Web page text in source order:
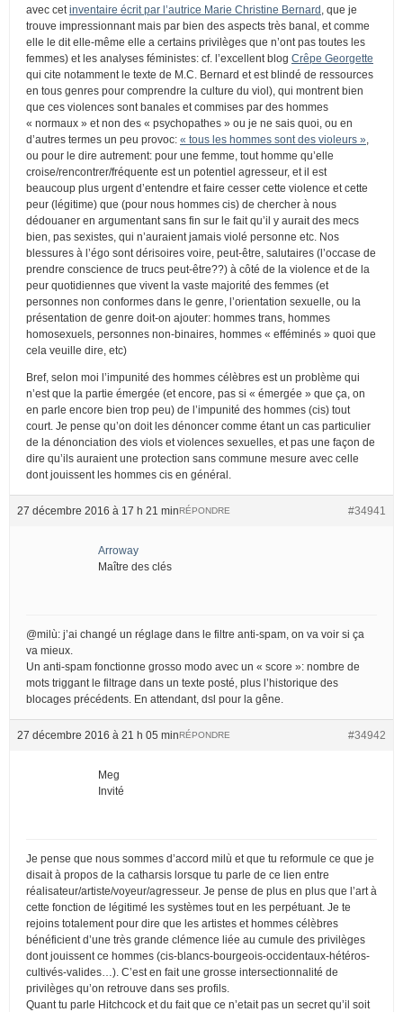
avec cet inventaire écrit par l’autrice Marie Christine Bernard , que je
trouve impressionnant mais par bien des aspects très banal, et comme
elle le dit elle-même elle a certains privilèges que n’ont pas toutes les
femmes) et les analyses féministes: cf. l’excellent blog Crêpe Georgette
qui cite notamment le texte de M.C. Bernard et est blindé de ressources
en tous genres pour comprendre la culture du viol), qui montrent bien
que ces violences sont banales et commises par des hommes
« normaux » et non des « psychopathes » ou je ne sais quoi, ou en
d’autres termes un peu provoc: « tous les hommes sont des violeurs »
ou pour le dire autrement: pour une femme, tout homme qu’elle
croise/rencontrer/fréquente est un potentiel agresseur, et il est
beaucoup plus urgent d’entendre et faire cesser cette violence et cette
peur (légitime) que (pour nous hommes cis) de chercher à nous
dédouaner en argumentant sans fin sur le fait qu’il y aurait des mecs
bien, pas sexistes, qui n’auraient jamais violé personne etc. Nos
blessures à l’égo sont dérisoires voire, peut-être, salutaires (l’occase de
prendre conscience de trucs peut-être??) à côté de la violence et de la
peur quotidiennes que vivent la vaste majorité des femmes (et
personnes non conformes dans le genre, l’orientation sexuelle, ou la
présentation de genre doit-on ajouter: hommes trans, hommes
homosexuels, personnes non-binaires, hommes « efféminés » quoi que
cela veuille dire, etc)
Bref, selon moi l’impunité des hommes célèbres est un problème qui
n’est que la partie émergée (et encore, pas si « émergée » que ça, on
en parle encore bien trop peu) de l’impunité des hommes (cis) tout
court. Je pense qu’on doit les dénoncer comme étant un cas particulier
de la dénonciation des viols et violences sexuelles, et pas une façon de
dire qu’ils auraient une protection sans commune mesure avec celle
dont jouissent les hommes cis en général.
27 décembre 2016 à 17 h 21 min #34941
RÉPONDRE
Arroway
Maître des clés
@milù: j’ai changé un réglage dans le filtre anti-spam, on va voir si ça
va mieux.
Un anti-spam fonctionne grosso modo avec un « score »: nombre de
mots triggant le filtrage dans un texte posté, plus l’historique des
blocages précédents. En attendant, dsl pour la gêne.
27 décembre 2016 à 21 h 05 min #34942
RÉPONDRE
Meg
Invité
Je pense que nous sommes d’accord milù et que tu reformule ce que je
disait à propos de la catharsis lorsque tu parle de ce lien entre
réalisateur/artiste/voyeur/agresseur. Je pense de plus en plus que l’art à
cette fonction de légitimé les systèmes tout en les perpétuant. Je te
rejoins totalement pour dire que les artistes et hommes célèbres
bénéficient d’une très grande clémence liée au cumule des privilèges
dont jouissent ce hommes (cis-blancs-bourgeois-occidentaux-hétéros-
cultivés-valides…). C’est en fait une grosse intersectionnalité de
privilèges qu’on retrouve dans ses profils.
Quant tu parle Hitchcock et du fait que ce n’etait pas un secret qu’il soit